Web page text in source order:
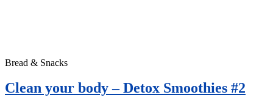
Bread & Snacks
Clean your body – Detox Smoothies #2